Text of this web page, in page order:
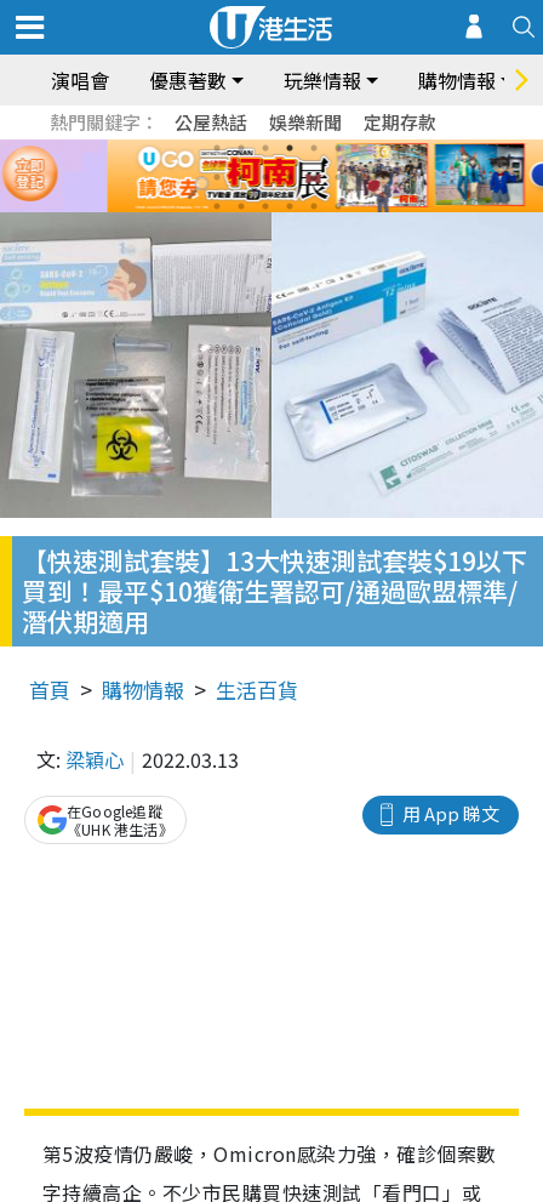
演唱會 優惠著數 玩樂情報 購物情報
熱門關鍵字： 公屋熱話 娛樂新聞 定期存款
【快速測試套裝】13大快速測試套裝$19以下
買到！最平$10獲衛生署認可/通過歐盟標準/
潛伏期適用
首頁 購物情報 生活百貨
文: 梁穎心 2022.03.13
用 App 睇文
在Google追蹤
《UHK 港生活》
第5波疫情仍嚴峻，Omicron感染力強，確診個案數
字持續高企。不少市民購買快速測試「看門口」或